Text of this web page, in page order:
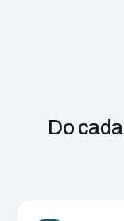
Do